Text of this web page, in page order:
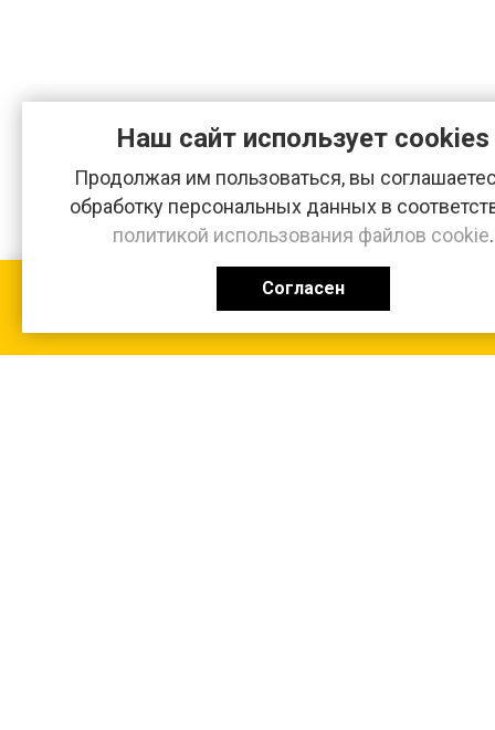
Наш сайт использует cookies
Продолжая им пользоваться, вы
обработку персональных данных в
политикой использования файлов cookie.
Согласен